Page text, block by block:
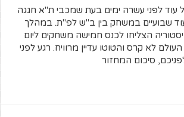
עוד לפני עשרה ימים בעת שמכבי ת"א חגגה
שבועיים במשחק בין ב"ש לפ"ת. במהלך
הצליחו לכנס חמישה משחקים ליום
לא קרס והטוטו עדיין מרוויח. רגע לפני
סיכום המחזור